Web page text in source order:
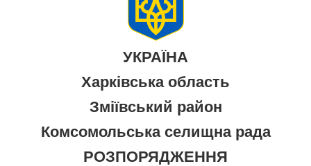
УКРАЇНА
Харківська область
Зміївський район
Комсомольська селищна рада
РОЗПОРЯДЖЕННЯ